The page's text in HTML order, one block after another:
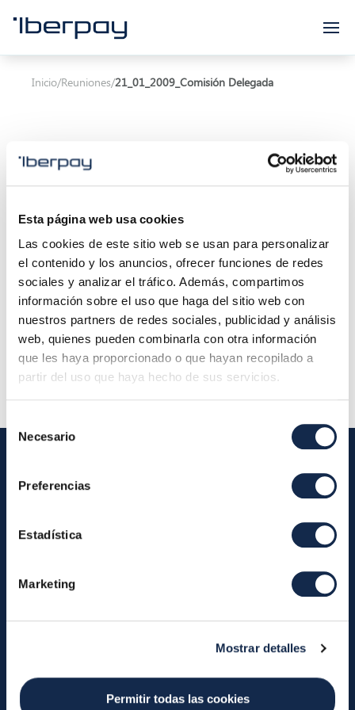
Esta página web usa cookies
Las cookies de este sitio web se usan para personalizar
el contenido y los anuncios, ofrecer funciones de redes
sociales y analizar el tráfico. Además, compartimos
información sobre el uso que haga del sitio web con
nuestros partners de redes sociales, publicidad y análisis
web, quienes pueden combinarla con otra información
que les haya proporcionado o que hayan recopilado a
partir del uso que haya hecho de sus servicios.
Necesario
Preferencias
Estadística
Marketing
Mostrar detalles
Permitir todas las cookies
Iberpay
Inicio/Reuniones/21_01_2009_Comisión Delegada
Asunto:
Inicio de la reunión:21/01/2009 00:00
Final de la reunión:21/01/2009 00:00
Localización:
Descripción:
Iberpay
Annual Reports
Cash
Services
Account Switching